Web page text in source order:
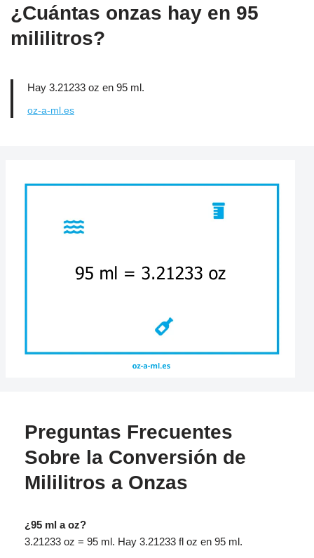
¿Cuántas onzas hay en 95
mililitros?
Hay 3.21233 oz en 95 ml.
oz-a-ml.es
Preguntas Frecuentes
Sobre la Conversión de
Mililitros a Onzas
¿95 ml a oz?
3.21233 oz = 95 ml. Hay 3.21233 fl oz en 95 ml.